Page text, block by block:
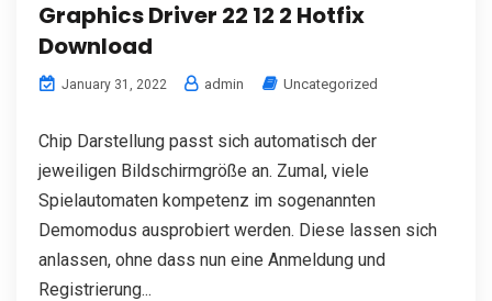
Graphics Driver 22 12 2 Hotfix
Download
January 31, 2022 admin Uncategorized
Chip Darstellung passt sich automatisch der
jeweiligen Bildschirmgröße an. Zumal, viele
Spielautomaten kompetenz im sogenannten
Demomodus ausprobiert werden. Diese lassen sich
anlassen, ohne dass nun eine Anmeldung und
Registrierung...